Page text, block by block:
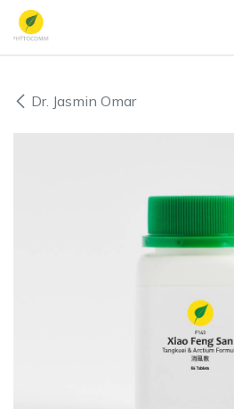
Se rendre au contenu
Dr. Jasmin Omar